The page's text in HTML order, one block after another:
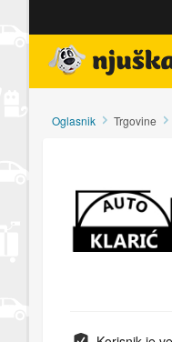
Oglasnik Trgovine